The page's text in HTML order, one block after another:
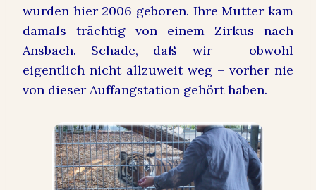
wurden hier 2006 geboren. Ihre Mutter kam
damals trächtig von einem Zirkus nach
Ansbach. Schade, daß wir – obwohl
eigentlich nicht allzuweit weg – vorher nie
von dieser Auffangstation gehört haben.